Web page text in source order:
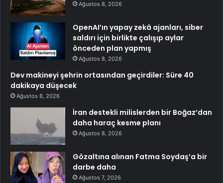
Ağustos 8, 2026
OpenAI’ın yapay zekâ ajanları, siber
saldırı için birlikte çalışıp aylar
önceden plan yapmış
Ağustos 8, 2026
Dev makineyi şehrin ortasından geçirdiler: Süre 40
dakikaya düşecek
Ağustos 8, 2026
İran destekli milislerden bir Boğaz’dan
daha haraç kesme planı
Ağustos 8, 2026
Gözaltına alınan Fatma Soydaş’a bir
darbe daha
Ağustos 7, 2026